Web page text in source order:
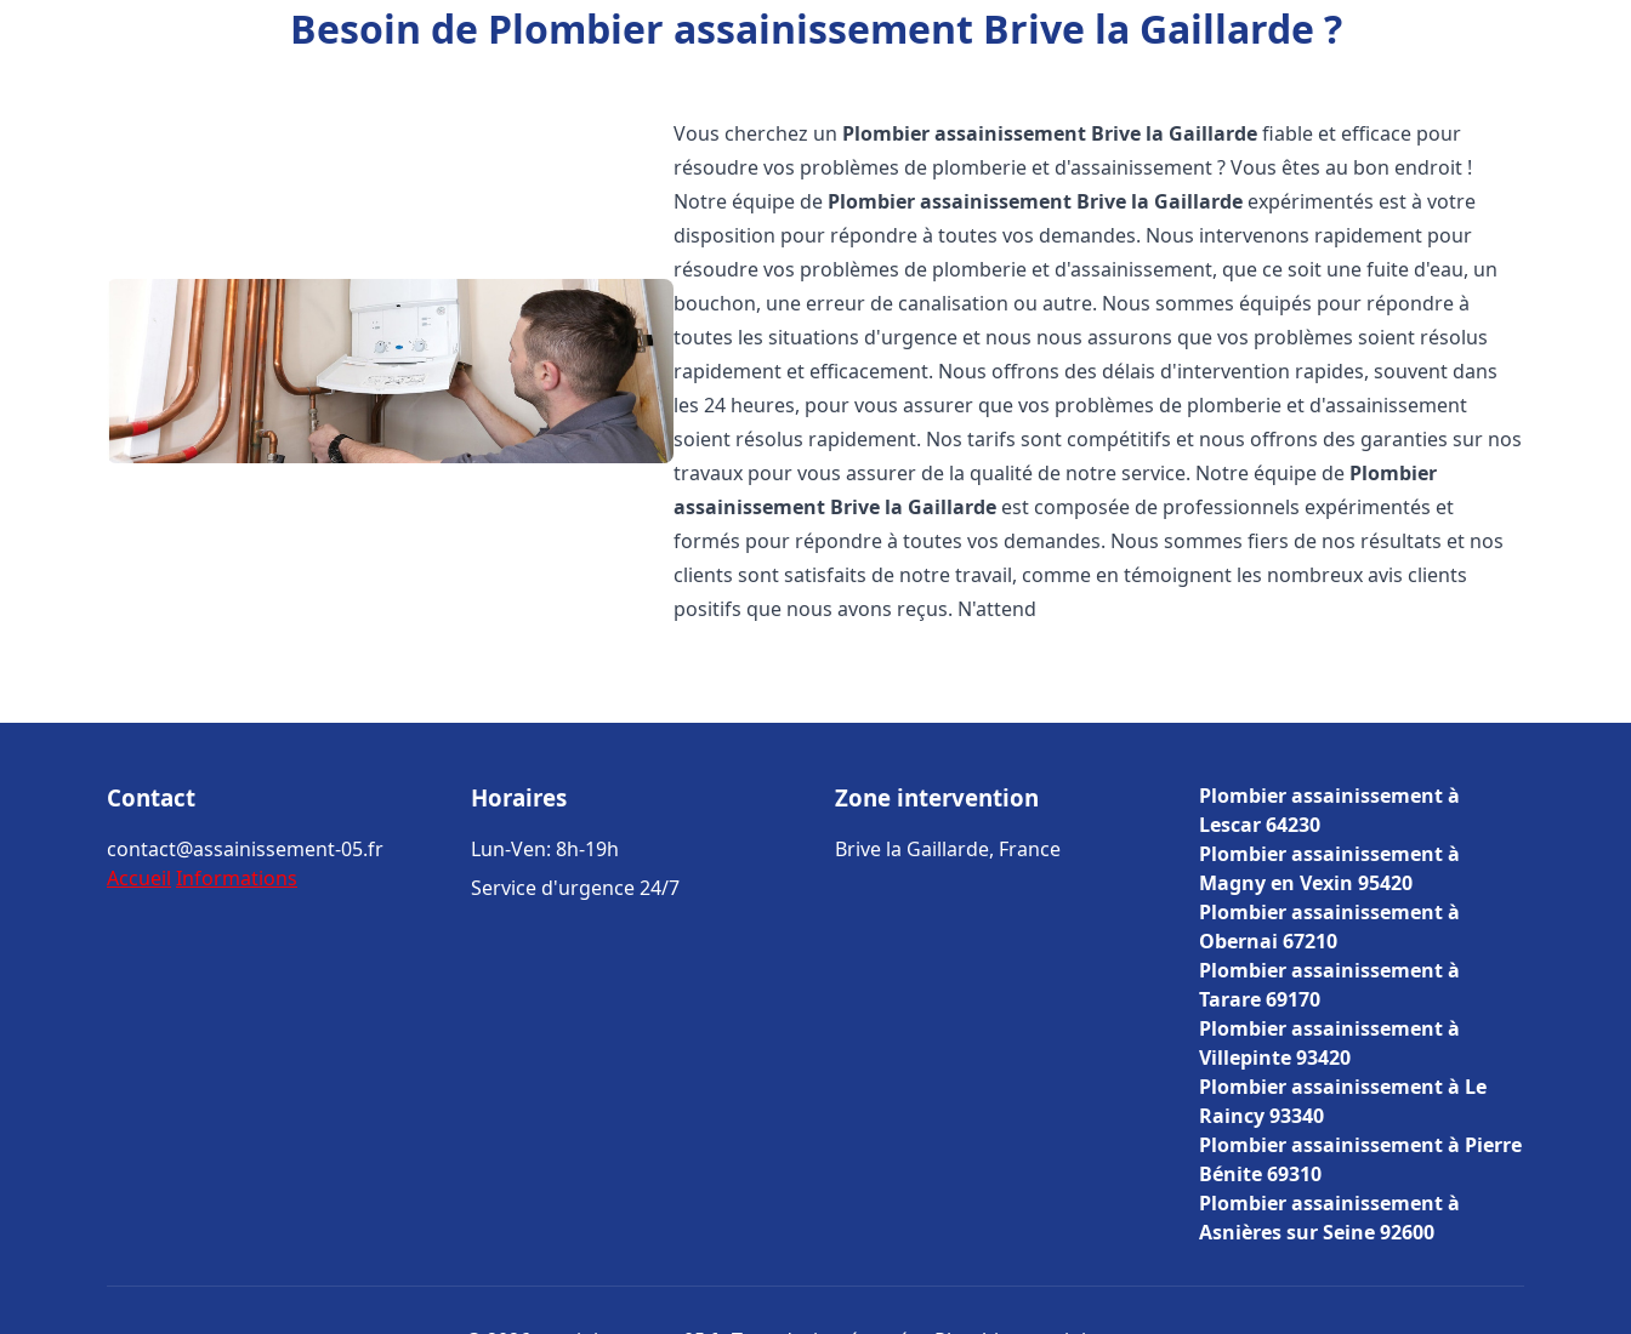
Besoin de Plombier assainissement Brive la Gaillarde ?
Vous cherchez un Plombier assainissement Brive la Gaillardefiable et efficace pour
résoudre vos problèmes de plomberie et d'assainissement ? Vous êtes au bon endroit !
Notre équipe de Plombier assainissement Brive la Gaillarde expérimentés est à votre
disposition pour répondre à toutes vos demandes. Nous intervenons rapidement pour
résoudre vos problèmes de plomberie et d'assainissement, que ce soit une fuite d'eau, un
bouchon, une erreur de canalisation ou autre. Nous sommes équipés pour répondre à
toutes les situations d'urgence et nous nous assurons que vos problèmes soient résolus
rapidement et efficacement. Nous offrons des délais d'intervention rapides, souvent dans
les 24 heures, pour vous assurer que vos problèmes de plomberie et d'assainissement
soient résolus rapidement. Nos tarifs sont compétitifs et nous offrons des garanties sur nos
travaux pour vous assurer de la qualité de notre service. Notre équipe de Plombier
assainissement Brive la Gaillarde est composée de professionnels expérimentés et
formés pour répondre à toutes vos demandes. Nous sommes fiers de nos résultats et nos
clients sont satisfaits de notre travail, comme en témoignent les nombreux avis clients
positifs que nous avons reçus. N'attend
Contact
contact@assainissement-05.fr
Accueil Informations
Horaires
Lun-Ven: 8h-19h
Service d'urgence 24/7
Zone intervention
Brive la Gaillarde, France
Plombier assainissement à
Lescar 64230
Plombier assainissement à
Magny en Vexin 95420
Plombier assainissement à
Obernai 67210
Plombier assainissement à
Tarare 69170
Plombier assainissement à
Villepinte 93420
Plombier assainissement à Le
Raincy 93340
Plombier assainissement à Pierre
Bénite 69310
Plombier assainissement à
Asnières sur Seine 92600